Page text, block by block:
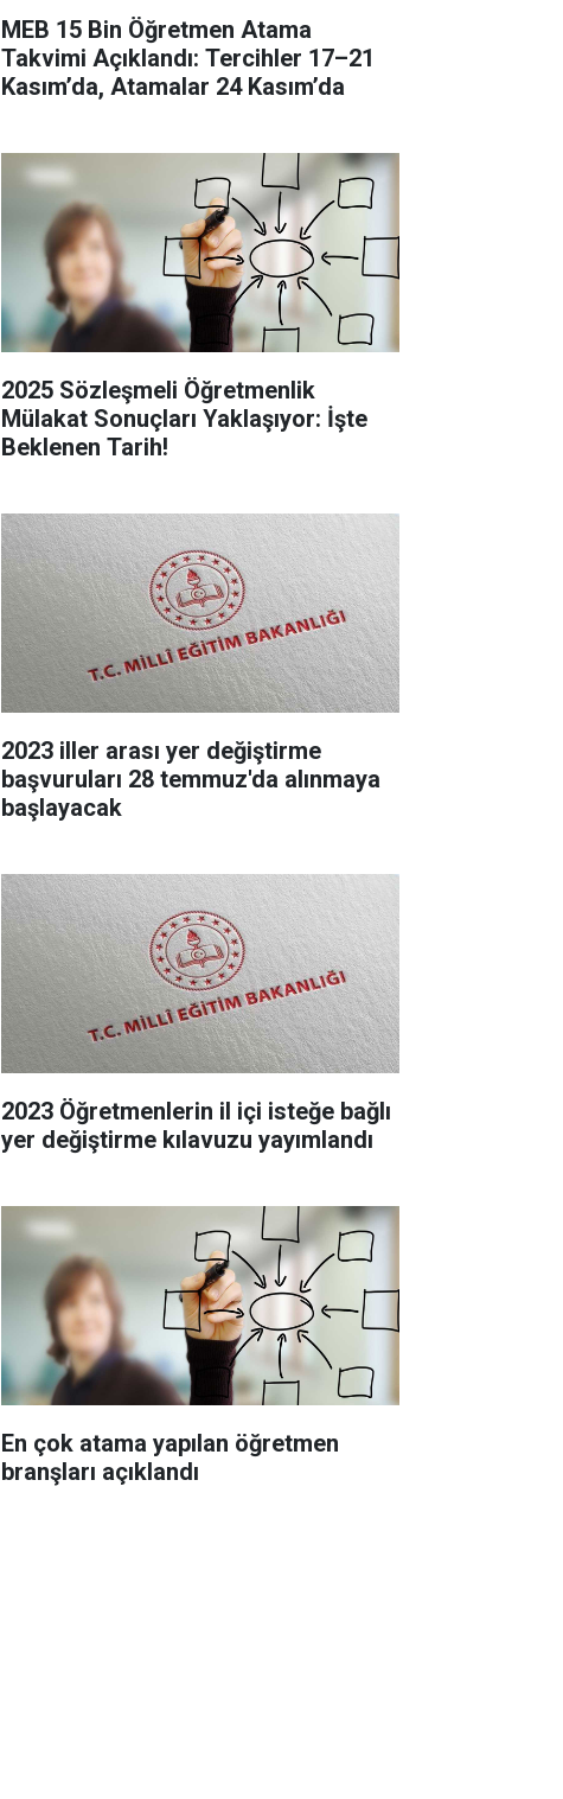
MEB 15 Bin Öğretmen Atama
Takvimi Açıklandı: Tercihler 17–21
Kasım’da, Atamalar 24 Kasım’da
2025 Sözleşmeli Öğretmenlik
Mülakat Sonuçları Yaklaşıyor: İşte
Beklenen Tarih!
2023 iller arası yer değiştirme
başvuruları 28 temmuz'da alınmaya
başlayacak
2023 Öğretmenlerin il içi isteğe bağlı
yer değiştirme kılavuzu yayımlandı
En çok atama yapılan öğretmen
branşları açıklandı